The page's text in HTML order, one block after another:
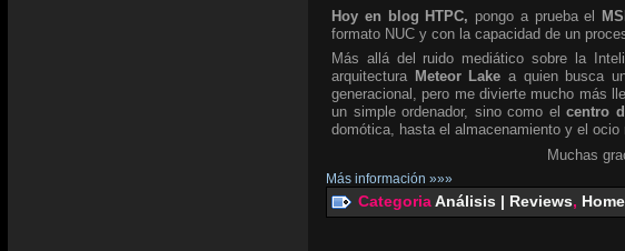
Hoy en blog HTPC, pongo a prueba el
formato NUC y con la capacidad de un
Más allá del ruido mediático sobre la
arquitectura Meteor Lake a quien busca
generacional, pero me divierte mucho más
un simple ordenador, sino como elcentro
domótica, hasta el almacenamiento y el ocio
Muchas
Más información »»»
CategoriaAnálisis | Reviews,